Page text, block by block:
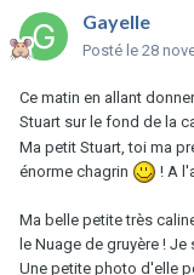
Gayelle
Posté le 28
Ce matin en allant
Stuart sur le fond de la
Ma petit Stuart, toi ma
énorme chagrin
! A
Ma belle petite très
le Nuage de gruyère !
Une petite photo d'elle